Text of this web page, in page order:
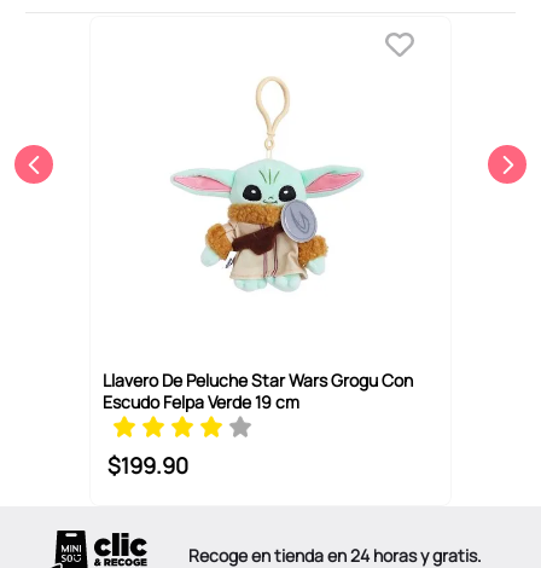
Llavero De Peluche Star Wars Grogu Con
Escudo Felpa Verde 19 cm
$199.90
Recoge en tienda en 24 horas y gratis.